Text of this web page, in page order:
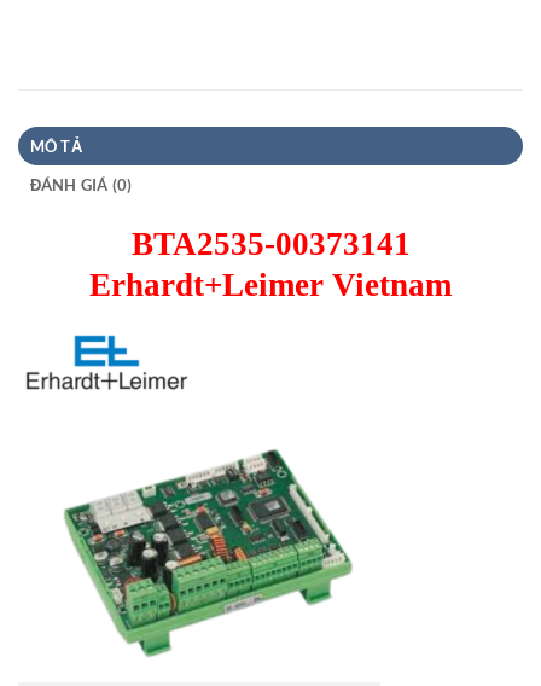
MÔ TẢ
ĐÁNH GIÁ (0)
BTA2535-00373141
Erhardt+Leimer Vietnam